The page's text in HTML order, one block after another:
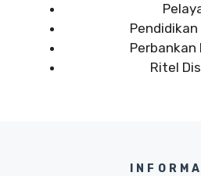
Perbankan
Ritel